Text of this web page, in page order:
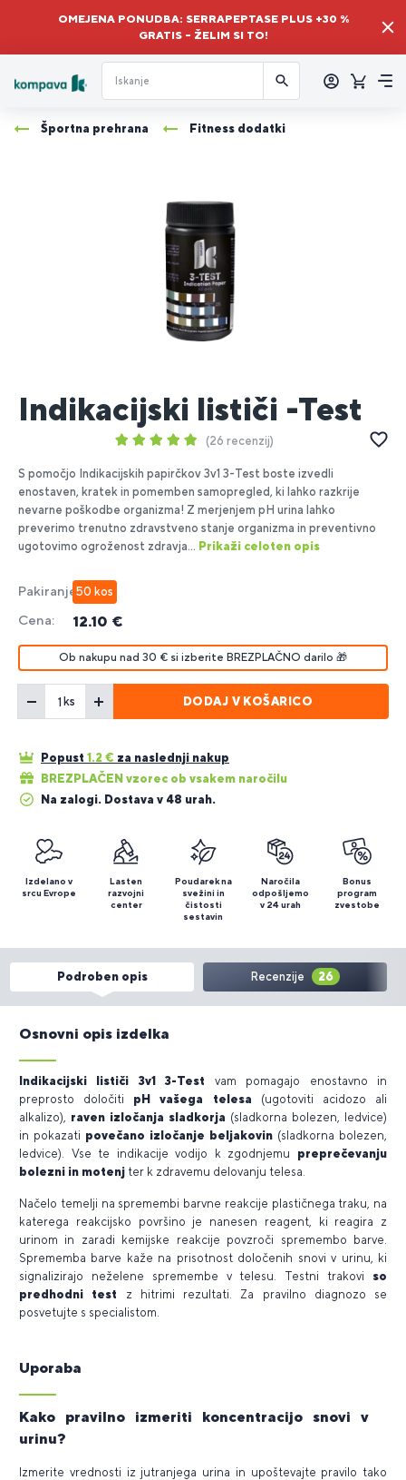
OMEJENA PONUDBA: SERRAPEPTASE PLUS +30 %
GRATIS – ŽELIM SI TO!
Športna prehrana Fitness dodatki
Indikacijski lističi -Test
26 recenzij
S pomočjo Indikacijskih papirčkov 3v1 3-Test boste izvedli
enostaven, kratek in pomemben samopregled, ki lahko razkrije
nevarne poškodbe organizma! Z merjenjem pH urina lahko
preverimo trenutno zdravstveno stanje organizma in preventivno
ugotovimo ogroženost zdravja... Prikaži celoten opis
Pakiranje:50 kos
Cena: 12.10 €
Ob nakupu nad 30 € si izberite BREZPLAČNO darilo 🎁
ks DODAJ V KOŠARICO
Popust 1.2 € za naslednji nakup
BREZPLAČEN vzorec ob vsakem naročilu
Na zalogi. Dostava v 48 urah.
Izdelano v
srcu Evrope
Lasten
razvojni
center
Poudarek na
svežini in
čistosti
sestavin
Naročila
odpošljemo
v 24 urah
Bonus
program
zvestobe
Podroben opis Recenzije 26
Osnovni opis izdelka
Indikacijski lističi 3v1 3-Test vam pomagajo enostavno in
preprosto določiti pH vašega telesa (ugotoviti acidozo ali
alkalizo), raven izločanja sladkorja (sladkorna bolezen, ledvice)
in pokazati povečano izločanje beljakovin (sladkorna bolezen,
ledvice). Vse te indikacije vodijo k zgodnjemu preprečevanju
bolezni in motenj ter k zdravemu delovanju telesa.
Načelo temelji na spremembi barvne reakcije plastičnega traku, na
katerega reakcijsko površino je nanesen reagent, ki reagira z
urinom in zaradi kemijske reakcije povzroči spremembo barve.
Sprememba barve kaže na prisotnost določenih snovi v urinu, ki
signalizirajo neželene spremembe v telesu. Testni trakovi so
predhodni test z hitrimi rezultati. Za pravilno diagnozo se
posvetujte s specialistom.
Uporaba
Kako pravilno izmeriti koncentracijo snovi v
urinu?
Izmerite vrednosti iz jutranjega urina in upoštevajte pravilo tako